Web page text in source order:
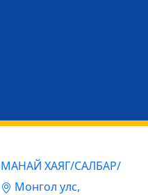
МАНАЙ ХАЯГ/САЛБАР/
Mонгол улс,